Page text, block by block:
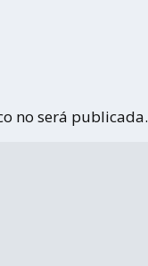
no será publicada.